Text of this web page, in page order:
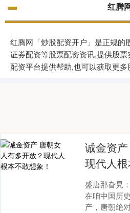
红腾
红腾网「炒股配资开户」是正规的
证券配资等股票配资资讯,提供股
配资平台提供帮助,也可以获取更多
诚金资
现代人根
盛唐那旮旯
在咱中国历
产，唐朝绝